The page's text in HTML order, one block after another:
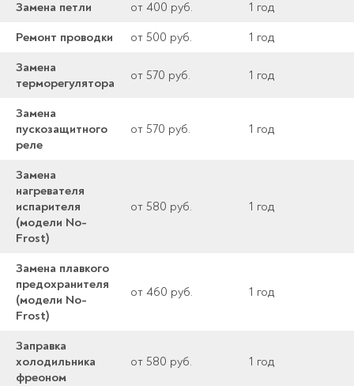
Замена петли от 400 руб.
1 год
Ремонт проводки
от 500 руб.
1 год
Замена
терморегулятора
от 570 руб. 1 год
Замена
пускозащитного
реле
от 570 руб. 1 год
Замена
нагревателя
испарителя
(модели No-
Frost)
от 580 руб. 1 год
Замена плавкого
предохранителя
(модели No-
Frost)
от 460 руб. 1 год
Заправка
холодильника
фреоном
от 580 руб. 1 год